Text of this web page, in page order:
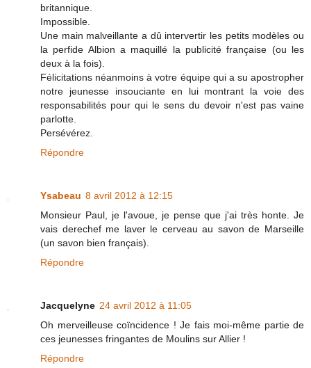
britannique.
Impossible.
Une main malveillante a dû intervertir les petits modèles ou
la perfide Albion a maquillé la publicité française (ou les
deux à la fois).
Félicitations néanmoins à votre équipe qui a su apostropher
notre jeunesse insouciante en lui montrant la voie des
responsabilités pour qui le sens du devoir n'est pas vaine
parlotte.
Persévérez.
Répondre
Ysabeau 8 avril 2012 à 12:15
Monsieur Paul, je l'avoue, je pense que j'ai très honte. Je
vais derechef me laver le cerveau au savon de Marseille
(un savon bien français).
Répondre
Jacquelyne 24 avril 2012 à 11:05
Oh merveilleuse coïncidence ! Je fais moi-même partie de
ces jeunesses fringantes de Moulins sur Allier !
Répondre